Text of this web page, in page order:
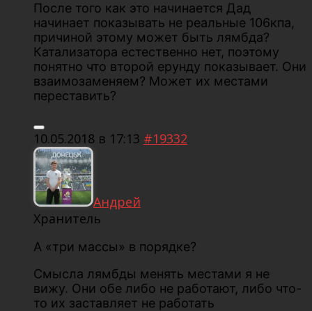
После того как это начинается Дад
начинает показывать не реальные 106кпа,
причиной этому может быть лямбда?
Катализатора естественно нет, поэтому
понятно что второй ерунду показывает. Они
взаимозаменяем? Может их местами
переставить?
10.05.2018 в 17:13 #19332
Андрей
Хранитель
А «три массы» в порядке?
Смысла лямбды менять местами я не
вижу. Они обе либо не работают, либо что-
то их заставляет не работать